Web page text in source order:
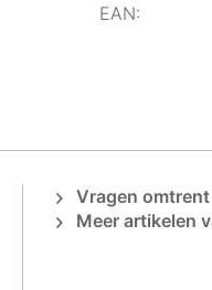
EAN:
Vragen
Meer artikelen